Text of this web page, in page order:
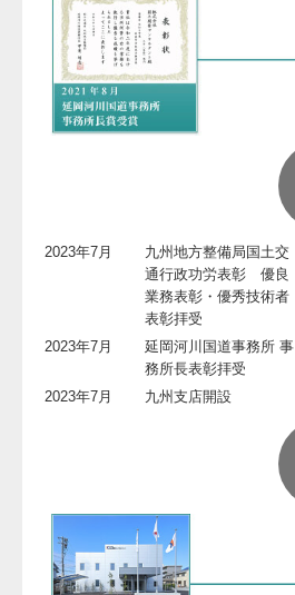
2023年7月
九州地方整備局国土交
通行政功労表彰 優良
業務表彰・優秀技術者
表彰拝受
2023年7月
延岡河川国道事務所 事
務所長表彰拝受
2023年7月
九州支店開設